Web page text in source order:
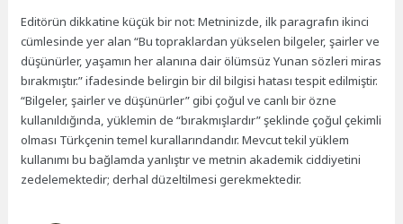
Editörün dikkatine küçük bir not: Metninizde, ilk paragrafın ikinci
cümlesinde yer alan “Bu topraklardan yükselen bilgeler, şairler ve
düşünürler, yaşamın her alanına dair ölümsüz Yunan sözleri miras
bırakmıştır.” ifadesinde belirgin bir dil bilgisi hatası tespit edilmiştir.
“Bilgeler, şairler ve düşünürler” gibi çoğul ve canlı bir özne
kullanıldığında, yüklemin de “bırakmışlardır” şeklinde çoğul çekimli
olması Türkçenin temel kurallarındandır. Mevcut tekil yüklem
kullanımı bu bağlamda yanlıştır ve metnin akademik ciddiyetini
zedelemektedir; derhal düzeltilmesi gerekmektedir.